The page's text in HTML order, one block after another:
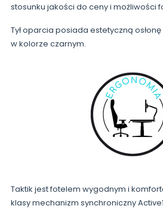
stosunku jakości do ceny i możliwości
Tył oparcia posiada estetyczną
w kolorze czarnym.
Taktik jest fotelem wygodnym i
klasy mechanizm synchroniczny